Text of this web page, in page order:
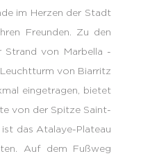
im Herzen der Stadt
Freunden. Zu den
Strand von Marbella -
von Biarritz
eingetragen, bietet
von der Spitze Saint-
ist das Atalaye-Plateau
Auf dem Fußweg